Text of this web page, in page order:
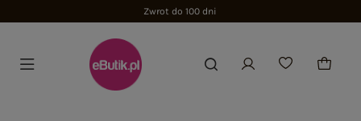
Zwrot do 100 dni